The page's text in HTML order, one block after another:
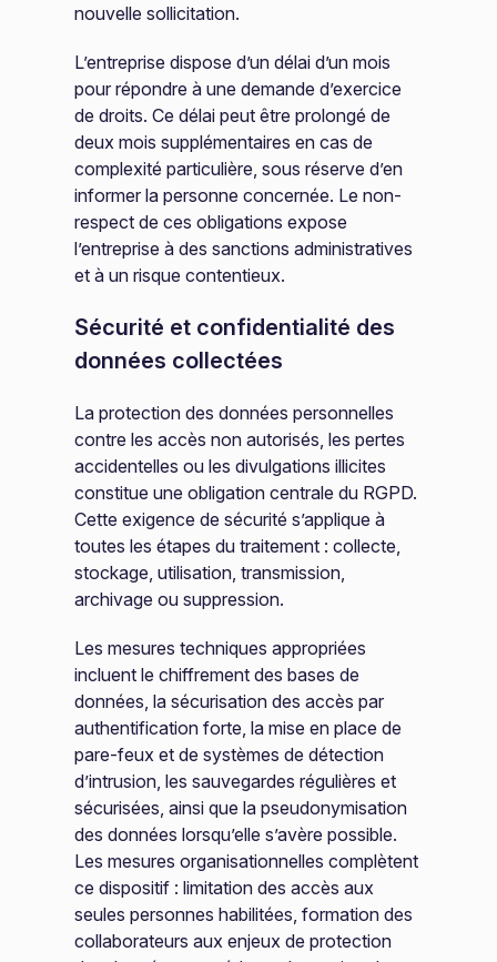
nouvelle sollicitation.
L’entreprise dispose d’un délai d’un mois
pour répondre à une demande d’exercice
de droits. Ce délai peut être prolongé de
deux mois supplémentaires en cas de
complexité particulière, sous réserve d’en
informer la personne concernée. Le non-
respect de ces obligations expose
l’entreprise à des sanctions administratives
et à un risque contentieux.
Sécurité et confidentialité des
données collectées
La protection des données personnelles
contre les accès non autorisés, les pertes
accidentelles ou les divulgations illicites
constitue une obligation centrale du RGPD.
Cette exigence de sécurité s’applique à
toutes les étapes du traitement : collecte,
stockage, utilisation, transmission,
archivage ou suppression.
Les mesures techniques appropriées
incluent le chiffrement des bases de
données, la sécurisation des accès par
authentification forte, la mise en place de
pare-feux et de systèmes de détection
d’intrusion, les sauvegardes régulières et
sécurisées, ainsi que la pseudonymisation
des données lorsqu’elle s’avère possible.
Les mesures organisationnelles complètent
ce dispositif : limitation des accès aux
seules personnes habilitées, formation des
collaborateurs aux enjeux de protection